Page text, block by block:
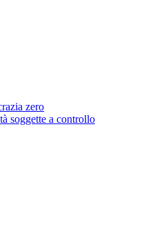
zero
soggette a controllo